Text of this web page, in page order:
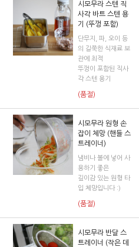
시모무라 스텐 직
사각 바트 스텐 용
기 (뚜껑 포함)
단무지, 파, 오이 등
의 길쭉한 식재료 보
관에 최적
뚜껑이 포함된 직사
각 스텐 용기
(품절)
시모무라 원형 손
잡이 체망 (핸들 스
트레이너)
냄비나 볼에 넣어 사
용하기 좋은
깊이감 있는 원형 타
입 체망입니다 :)
(품절)
시모무라 반달 스
트레이너 (작은 데